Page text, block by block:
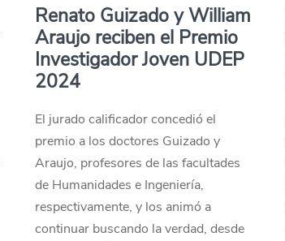
Renato Guizado y William
Araujo reciben el Premio
Investigador Joven UDEP
2024
El jurado calificador concedió el
premio a los doctores Guizado y
Araujo, profesores de las facultades
de Humanidades e Ingeniería,
respectivamente, y los animó a
continuar buscando la verdad, desde